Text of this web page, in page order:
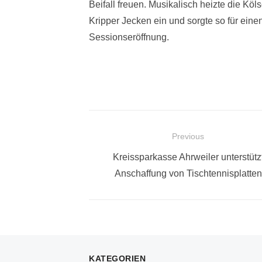
Beifall freuen. Musikalisch heizte die
Kripper Jecken ein und sorgte so für
Sessionseröffnung.
Beitragsnavigation
Previous
Previous
post:
Kreissparkasse Ahrweiler
Anschaffung von Tischtennisplatten
KATEGORIEN